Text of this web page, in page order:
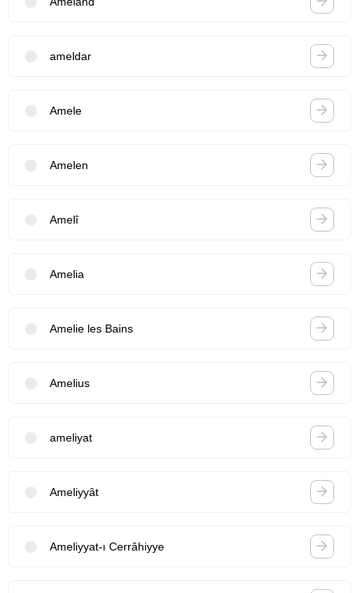
ameldar
Amele
Amelen
Amelî
Amelia
Amelie les Bains
Amelius
ameliyat
Ameliyyât
Ameliyyat-ı Cerrâhiyye